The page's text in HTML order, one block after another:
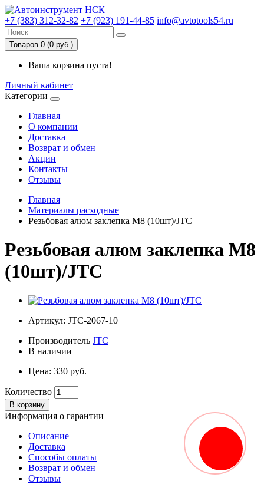
+7 (383) 312-32-82 +7 (923) 191-44-85 info@avtotools54.ru
Товаров 0 (0 руб.)
Ваша корзина пуста!
Личный кабинет
Категории
Главная
О компании
Доставка
Возврат и обмен
Акции
Контакты
Отзывы
Главная
Материалы расходные
Резьбовая алюм заклепка М8 (10шт)/JTC
Резьбовая алюм заклепка М8
(10шт)/JTC
Артикул: JTC-2067-10
Производитель JTC
В наличии
Цена: 330 руб.
Количество
В корзину
Информация о гарантии
Описание
Доставка
Способы оплаты
Возврат и обмен
Отзывы